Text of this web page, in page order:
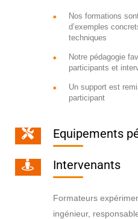
Nos formations
d’exemples
techniques
Notre pédagogie
participants et
Un support est
participant
Equipements
Intervenants
Formateurs
ingénieur,